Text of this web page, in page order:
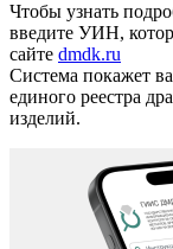
Чтобы узнать
введите УИН,
сайте dmdk.ru
Система покажет
единого реестра
изделий.